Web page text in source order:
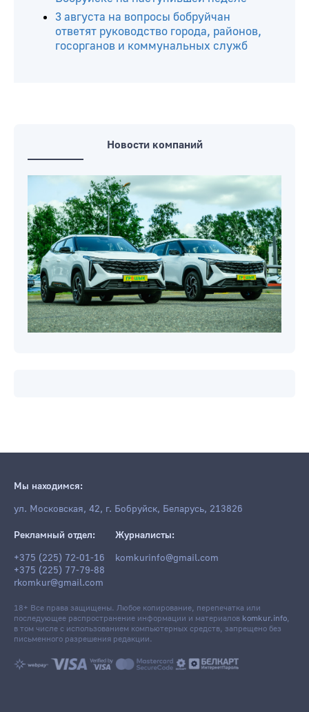
3 августа на вопросы бобруйчан
ответят руководство города, районов,
госорганов и коммунальных служб
Новости компаний
Мы находимся:
ул. Московская, 42, г. Бобруйск, Беларусь, 213826
Рекламный отдел:
+375 (225) 72-01-16
+375 (225) 77-79-88
rkomkur@gmail.com
Журналисты:
komkurinfo@gmail.com
18+ Все права защищены. Любое копирование, перепечатка или
последующее распространение информации и материалов komkur.info,
в том числе с использованием компьютерных средств, запрещено без
письменного разрешения редакции.